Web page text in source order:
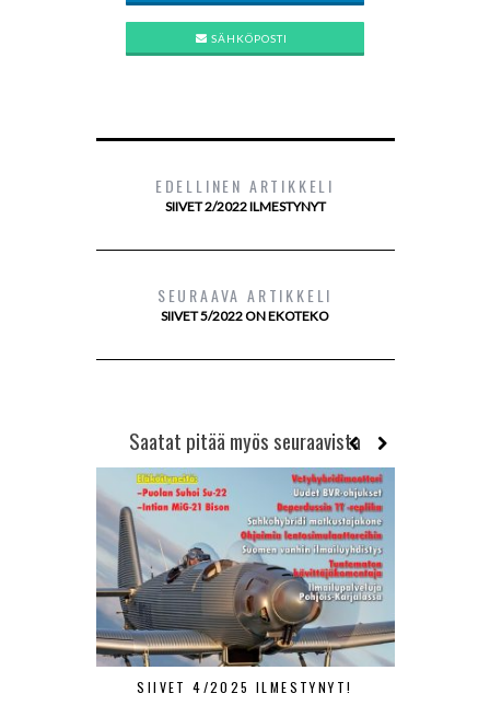
SÄHKÖPOSTI
EDELLINEN ARTIKKELI
SIIVET 2/2022 ILMESTYNYT
SEURAAVA ARTIKKELI
SIIVET 5/2022 ON EKOTEKO
Saatat pitää myös seuraavista
SIIVET 4/2025 ILMESTYNYT!